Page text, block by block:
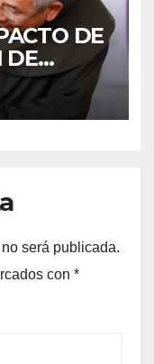
DE
DE
será publicada.
con *